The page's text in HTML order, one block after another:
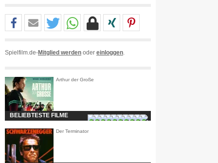
Spielfilm.de-Mitglied werden oder einloggen
Arthur der Große
BELIEBTESTE FILME
Der Terminator